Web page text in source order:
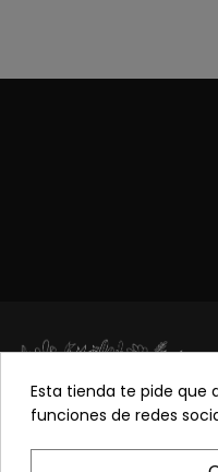
Esta tienda te pide que
funciones de redes